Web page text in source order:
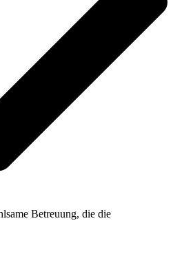
Betreuung, die die